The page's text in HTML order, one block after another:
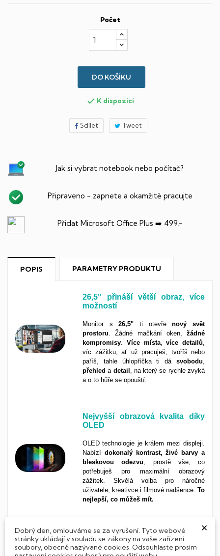
Počet
DO KOŠÍKU
 K dispozici
Sdílet Tweet
Jak si vybrat notebook nebo počítač?
Připraveno - zapnete a okamžitě pracujte
Přidat Microsoft Office Plus ➡️ 499,-
POPIS PARAMETRY PRODUKTU
26,5" přináší větší obraz, více
možností
Monitor s26,5" ti otevřenový
svět
prostoru . Žádné mačkání oken, žádné
kompromisy
Více místa,více detailů
víc zážitku, ať už pracuješ, tvoříš nebo
paříš, tahle úhlopříčka ti dá svobodu
přehled a detail , na který se rychle zvyká
a o to hůře se opouští.
Nejvyšší obrazová kvalita díky
OLED
OLED technologie je králem mezi displeji.
Nabízí dokonalý kontrast, živé barvy a
bleskovou odezvu , prostě vše, co
potřebuješ pro maximální obrazový
zážitek. Skvělá volba pro náročné
uživatele, kreativce i filmové nadšence. To
nejlepší, co můžeš mít.
Ještě více detailů s QHD
rozlišením
×
Dobrý den, omlouváme se za vyrušení. Tyto webové
stránky ukládají v souladu se zákony na vaše zařízení
soubory, obecně nazývané cookies. Odsouhlaste prosím